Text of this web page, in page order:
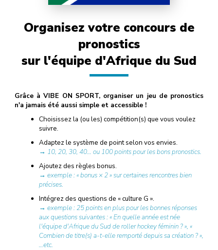
Organisez votre concours de
pronostics
sur l'équipe d'Afrique du Sud
Grâce à VIBE ON SPORT, organiser un jeu de pronostics
n'a jamais été aussi simple et accessible !
Choisissez la (ou les) compétition(s) que vous voulez
suivre.
Adaptez le système de point selon vos envies.
→ 10, 20, 30, 40… ou 100 points pour les bons pronostics.
Ajoutez des règles bonus.
→ exemple : « bonus × 2 » sur certaines rencontres bien
précises.
Intégrez des questions de « culture G ».
→ exemple : 25 points en plus pour les bonnes réponses
aux questions suivantes : « En quelle année est née
l'équipe d'Afrique du Sud de roller hockey féminin ? », «
Combien de titre(s) a-t-elle remporté depuis sa création ? »,
…etc.